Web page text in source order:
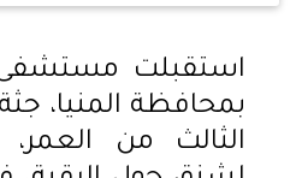
استقبلت
بمحافظة المنيا،
الثالث من